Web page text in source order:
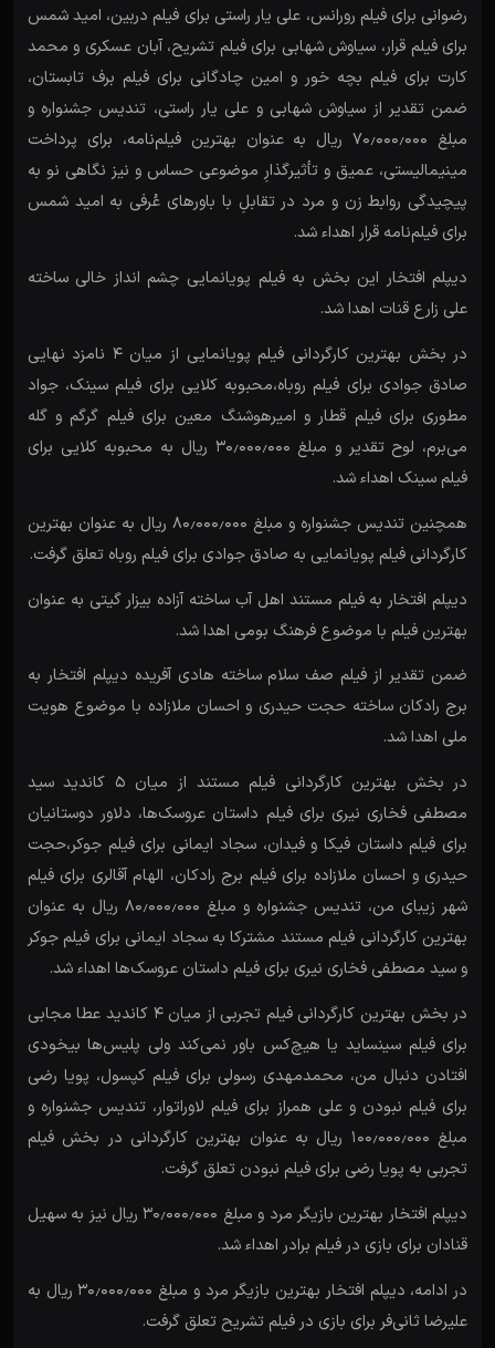
رضوانی برای فیلم رورانس، علی یار راستی برای فیلم دربین، امید شمس
برای فیلم قرار، سیاوش شهابی برای فیلم تشریح، آبان عسکری و محمد
کارت برای فیلم بچه خور و امین چادگانی برای فیلم برف تابستان،
ضمن تقدیر از سیاوش شهابی و علی یار راستی، تندیس جشنواره و
مبلغ ۷۰٫۰۰۰٫۰۰۰ ریال به عنوان بهترین فیلم‌نامه، برای پرداخت
مینیمالیستی، عمیق و تأثیرگذارِ موضوعی حساس و نیز نگاهی نو به
پیچیدگی روابط زن و مرد در تقابلِ با باورهای عُرفی به امید شمس
برای فیلم‌نامه قرار اهداء شد.
دیپلم افتخار این بخش به فیلم پویانمایی چشم انداز خالی ساخته
علی زارع قنات اهدا شد.
در بخش بهترین کارگردانی فیلم پویانمایی از میان ۴ نامزد نهایی
صادق جوادی برای فیلم روباه،محبوبه کلایی برای فیلم سینک، جواد
مطوری برای فیلم قطار و امیرهوشنگ معین برای فیلم گرگم و گله
می‌برم، لوح تقدیر و مبلغ ۳۰٫۰۰۰٫۰۰۰ ریال به محبوبه کلایی برای
فیلم سینک اهداء شد.
همچنین تندیس جشنواره و مبلغ ۸۰٫۰۰۰٫۰۰۰ ریال به عنوان بهترین
کارگردانی فیلم پویانمایی به صادق جوادی برای فیلم روباه تعلق گرفت.
دیپلم افتخار به فیلم مستند اهل آب ساخته آزاده بیزار گیتی به عنوان
بهترین فیلم با موضوع فرهنگ بومی اهدا شد.
ضمن تقدیر از فیلم صف سلام ساخته هادی آفریده دیپلم افتخار به
برج رادکان ساخته حجت حیدری و احسان ملازاده با موضوع هویت
ملی اهدا شد.
در بخش بهترین کارگردانی فیلم مستند از میان ۵ کاندید سید
مصطفی فخاری نیری برای فیلم داستان عروسک‌ها، دلاور دوستانیان
برای فیلم داستان فیکا و فیدان، سجاد ایمانی برای فیلم جوکر،حجت
حیدری و احسان ملازاده برای فیلم برج رادکان، الهام آقالری برای فیلم
شهر زیبای من، تندیس جشنواره و مبلغ ۸۰٫۰۰۰٫۰۰۰ ریال به عنوان
بهترین کارگردانی فیلم مستند مشترکا به سجاد ایمانی برای فیلم جوکر
و سید مصطفی فخاری نیری برای فیلم داستان عروسک‌ها اهداء شد.
در بخش بهترین کارگردانی فیلم تجربی از میان ۴ کاندید عطا مجابی
برای فیلم سینساید یا هیچ‌کس باور نمی‌کند ولی پلیس‌ها بیخودی
افتادن دنبال من، محمدمهدی رسولی برای فیلم کپسول، پویا رضی
برای فیلم نبودن و علی همراز برای فیلم لاوراتوار، تندیس جشنواره و
مبلغ ۱۰۰٫۰۰۰٫۰۰۰ ریال به عنوان بهترین کارگردانی در بخش فیلم
تجربی به پویا رضی برای فیلم نبودن تعلق گرفت.
دیپلم افتخار بهترین بازیگر مرد و مبلغ ۳۰٫۰۰۰٫۰۰۰ ریال نیز به سهیل
قنادان برای بازی در فیلم برادر اهداء شد.
در ادامه، دیپلم افتخار بهترین بازیگر مرد و مبلغ ۳۰٫۰۰۰٫۰۰۰ ریال به
علیرضا ثانی‌فر برای بازی در فیلم تشریح تعلق گرفت.